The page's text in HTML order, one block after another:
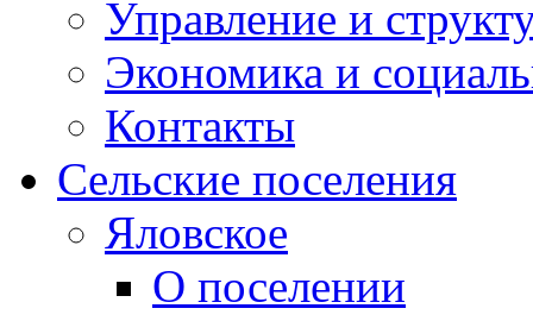
Управление и
Экономика и
Контакты
Сельские поселения
Яловское
О поселении